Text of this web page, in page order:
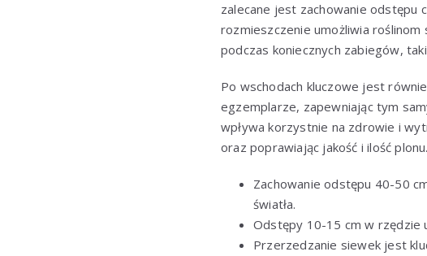
zalecane jest zachowanie odstępu
rozmieszczenie umożliwia
podczas koniecznych zabiegów,
Po wschodach kluczowe jest
egzemplarze, zapewniając tym
wpływa korzystnie na zdrowie i
oraz poprawiając jakość i ilość plonu.
Zachowanie odstępu 40-50
światła.
Odstępy 10-15 cm w rzędzie
Przerzedzanie siewek jest